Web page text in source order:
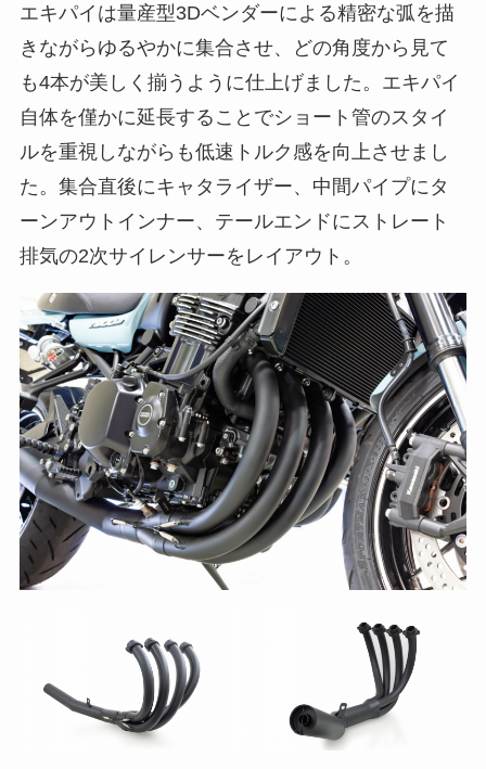
エキパイは量産型3Dベンダーによる精密な弧を描
きながらゆるやかに集合させ、どの角度から見て
も4本が美しく揃うように仕上げました。エキパイ
自体を僅かに延長することでショート管のスタイ
ルを重視しながらも低速トルク感を向上させまし
た。集合直後にキャタライザー、中間パイプにタ
ーンアウトインナー、テールエンドにストレート
排気の2次サイレンサーをレイアウト。